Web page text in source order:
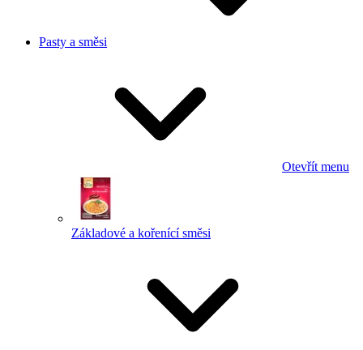
Pasty a směsi
Otevřít menu
Základové a kořenící směsi